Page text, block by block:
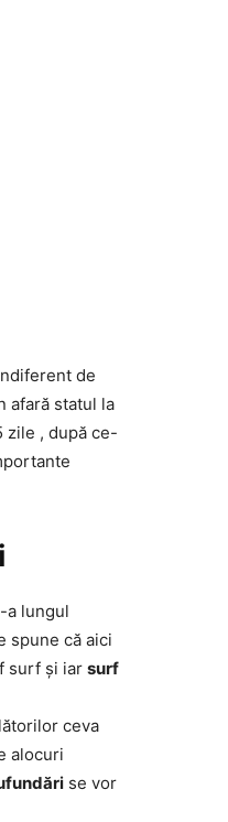
de
afară statul la
zile , după ce-
a lungul
spune că aici
surf și iar surf
ceva
alocuri
se vor